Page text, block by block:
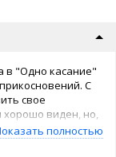
в "Одно касание"
С
свое
хорошо виден, но,
магниты
Лапки
полностью